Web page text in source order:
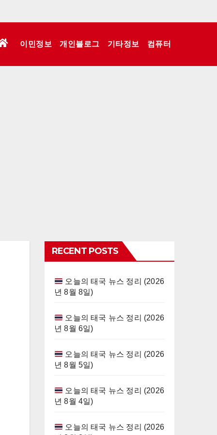
이민정보 개인블로그 기타정보 컴퓨터
RECENT POSTS
오늘의 태국 뉴스 정리 (2026
년 8월 8일)
오늘의 태국 뉴스 정리 (2026
년 8월 6일)
오늘의 태국 뉴스 정리 (2026
년 8월 5일)
오늘의 태국 뉴스 정리 (2026
년 8월 4일)
오늘의 태국 뉴스 정리 (2026